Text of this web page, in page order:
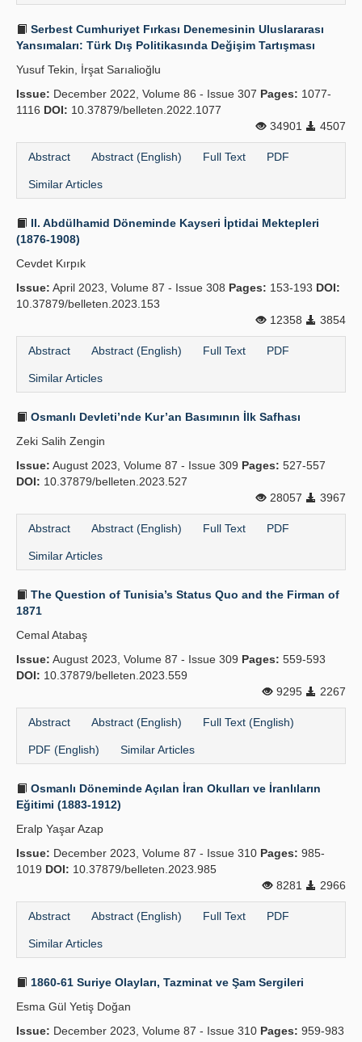
Serbest Cumhuriyet Fırkası Denemesinin Uluslararası
Yansımaları: Türk Dış Politikasında Değişim Tartışması
Yusuf Tekin, İrşat Sarıalioğlu
Issue: December 2022, Volume 86 - Issue 307 Pages: 1077-
1116 DOI: 10.37879/belleten.2022.1077
34901
4507
Abstract Abstract (English) Full Text PDF
Similar Articles
II. Abdülhamid Döneminde Kayseri İptidai Mektepleri
(1876-1908)
Cevdet Kırpık
Issue: April 2023, Volume 87 - Issue 308 Pages: 153-193 DOI:
10.37879/belleten.2023.153
12358
3854
Abstract Abstract (English) Full Text PDF
Similar Articles
Osmanlı Devleti’nde Kur’an Basımının İlk Safhası
Zeki Salih Zengin
Issue: August 2023, Volume 87 - Issue 309 Pages: 527-557
DOI: 10.37879/belleten.2023.527
28057
3967
Abstract Abstract (English) Full Text PDF
Similar Articles
The Question of Tunisia’s Status Quo and the Firman of
1871
Cemal Atabaş
Issue: August 2023, Volume 87 - Issue 309 Pages: 559-593
DOI: 10.37879/belleten.2023.559
9295
2267
Abstract Abstract (English) Full Text (English)
PDF (English) Similar Articles
Osmanlı Döneminde Açılan İran Okulları ve İranlıların
Eğitimi (1883-1912)
Eralp Yaşar Azap
Issue: December 2023, Volume 87 - Issue 310 Pages: 985-
1019 DOI: 10.37879/belleten.2023.985
8281
2966
Abstract Abstract (English) Full Text PDF
Similar Articles
1860-61 Suriye Olayları, Tazminat ve Şam Sergileri
Esma Gül Yetiş Doğan
Issue: December 2023, Volume 87 - Issue 310 Pages: 959-983